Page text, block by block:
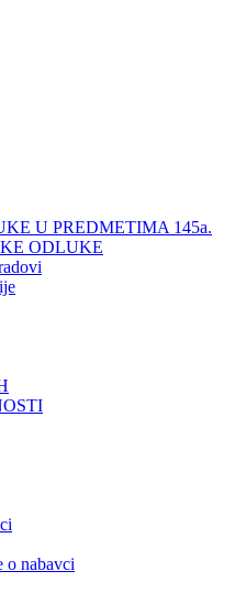
U PREDMETIMA 145a.
ODLUKE
o nabavci